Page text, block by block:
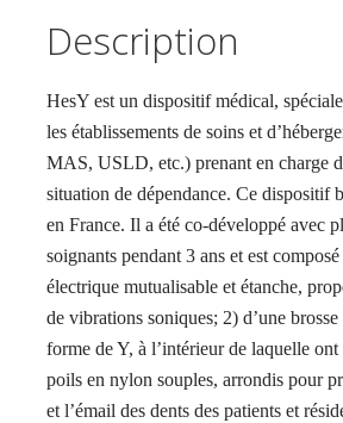
Description
HesY est un dispositif médical,
les établissements de soins et
MAS, USLD, etc.) prenant en charge
situation de dépendance. Ce dispositif
en France. Il a été co-développé avec
soignants pendant 3 ans et est
électrique mutualisable et étanche,
de vibrations soniques; 2) d’une
forme de Y, à l’intérieur de laquelle ont
poils en nylon souples, arrondis pour
et l’émail des dents des patients et